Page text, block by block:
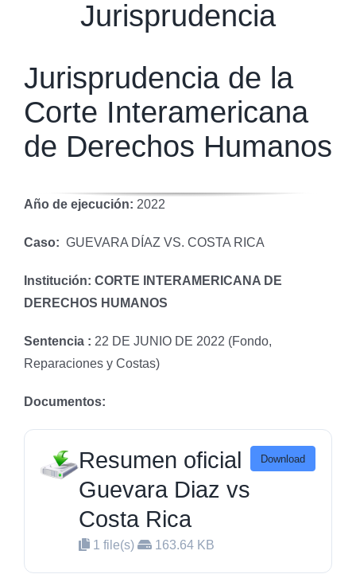
Jurisprudencia
Jurisprudencia de la
Corte Interamericana
de Derechos Humanos
Año de ejecución: 2022
Caso: GUEVARA DÍAZ VS. COSTA RICA
Institución: CORTE INTERAMERICANA DE
DERECHOS HUMANOS
Sentencia : 22 DE JUNIO DE 2022 (Fondo,
Reparaciones y Costas)
Documentos:
Resumen oficial
Guevara Diaz vs
Costa Rica
1 file(s) 163.64 KB
Download